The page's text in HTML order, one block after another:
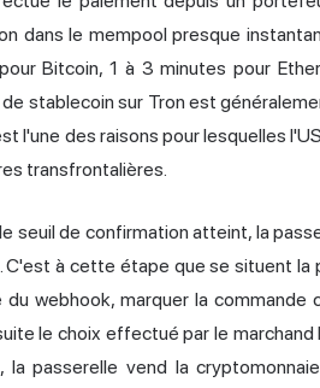
dans le mempool presque
Bitcoin, 1 à 3 minutes pour
stablecoin sur Tron est
l'une des raisons pour lesquelles
transfrontalières.
seuil de confirmation atteint, la
C'est à cette étape que se situent la
du webhook, marquer la
le choix effectué par le
la passerelle vend la